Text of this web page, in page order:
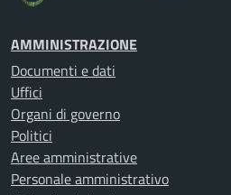
AMMINISTRAZIONE
Documenti e dati
Uffici
Organi di governo
Politici
Aree amministrative
Personale amministrativo